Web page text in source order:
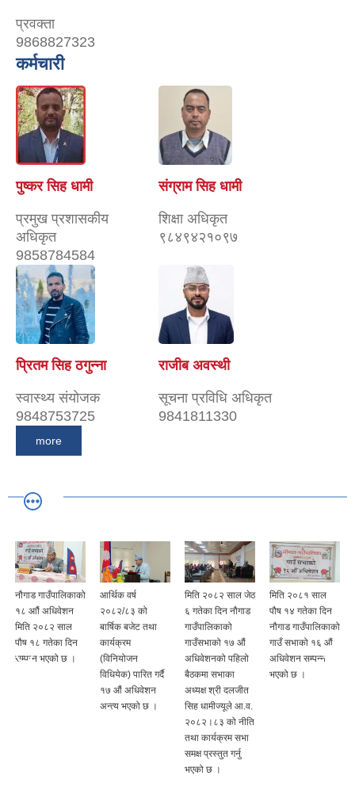
प्रवक्ता
9868827323
कर्मचारी
पुष्कर सिह धामी
प्रमुख प्रशासकीय
अधिकृत
9858784584
संग्राम सिह धामी
शिक्षा अधिकृत
९८४९४२१०९७
प्रितम सिह ठगुन्ना
स्वास्थ्य संयोजक
9848753725
राजीब अवस्थी
सूचना प्रविधि अधिकृत
9841811330
more
नौगाड गाउँपालिकाको
१८ आौं अधिवेशन
मिति २०८२ साल
पौष १८ गतेका दिन
सम्पन्न भएको छ ।
आर्थिक वर्ष
२०८२/८३ को
बार्षिक बजेट तथा
कार्यक्रम
(विनियोजन
विधियेक) पारित गर्दै
१७ औं अधिवेशन
अन्त्य भएको छ ।
मिति २०८२ साल जेठ
६ गतेका दिन नौगाड
गाउँपालिकाको
गाउँसभाको १७ औं
अधिवेशनको पहिलो
बैठकमा सभाका
अध्यक्ष श्री दलजीत
सिह धामीज्यूले आ.व.
२०८२।८३ को नीति
तथा कार्यक्रम सभा
समक्ष प्रस्तुत गर्नु
भएको छ ।
मिति २०८१ साल
पौष १४ गतेका दिन
नौगाड गाउँपालिकाको
गाउँ सभाको १६ औं
अधिवेशन सम्पन्न
भएको छ ।